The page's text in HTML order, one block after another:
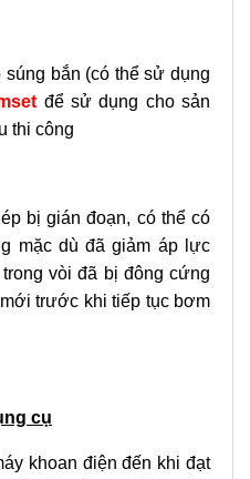
bắn (có thể sử dụng
để sử dụng cho sản
thi công
bị gián đoạn, có thể có
mặc dù đã giảm áp lực
vòi đã bị đông cứng
trước khi tiếp tục bơm
cụ
khoan điện đến khi đạt